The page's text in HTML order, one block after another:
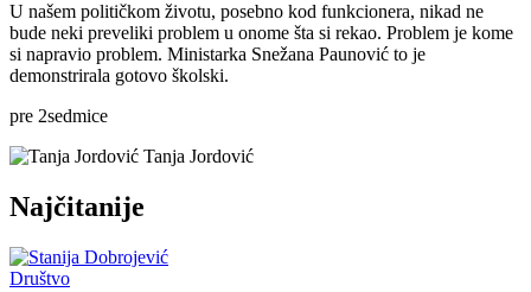
U našem političkom životu, posebno kod funkcionera, nikad ne
bude neki preveliki problem u onome šta si rekao. Problem je kome
si napravio problem. Ministarka Snežana Paunović to je
demonstrirala gotovo školski.
pre 2sedmice
Tanja Jordović
Najčitanije
Društvo